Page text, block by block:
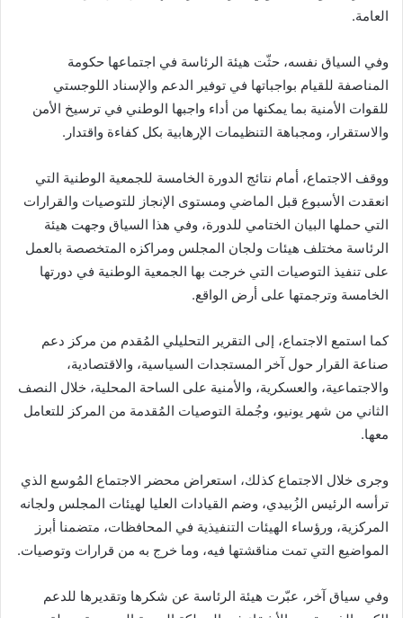
العامة.
وفي السياق نفسه، حثّت هيئة الرئاسة في اجتماعها حكومة
المناصفة للقيام بواجباتها في توفير الدعم والإسناد اللوجستي
للقوات الأمنية بما يمكنها من أداء واجبها الوطني في ترسيخ الأمن
والاستقرار، ومجباهة التنظيمات الإرهابية بكل كفاءة واقتدار.
ووقف الاجتماع، أمام نتائج الدورة الخامسة للجمعية الوطنية التي
انعقدت الأسبوع قبل الماضي ومستوى الإنجاز للتوصيات والقرارات
التي حملها البيان الختامي للدورة، وفي هذا السياق وجهت هيئة
الرئاسة مختلف هيئات ولجان المجلس ومراكزه المتخصصة بالعمل
على تنفيذ التوصيات التي خرجت بها الجمعية الوطنية في دورتها
الخامسة وترجمتها على أرض الواقع.
كما استمع الاجتماع، إلى التقرير التحليلي المُقدم من مركز دعم
صناعة القرار حول آخر المستجدات السياسية، والاقتصادية،
والاجتماعية، والعسكرية، والأمنية على الساحة المحلية، خلال النصف
الثاني من شهر يونيو، وجُملة التوصيات المُقدمة من المركز للتعامل
معها.
وجرى خلال الاجتماع كذلك، استعراض محضر الاجتماع المُوسع الذي
ترأسه الرئيس الزُبيدي، وضم القيادات العليا لهيئات المجلس ولجانه
المركزية، ورؤساء الهيئات التنفيذية في المحافظات، متضمنا أبرز
المواضيع التي تمت مناقشتها فيه، وما خرج به من قرارات وتوصيات.
وفي سياق آخر، عبّرت هيئة الرئاسة عن شكرها وتقديرها للدعم